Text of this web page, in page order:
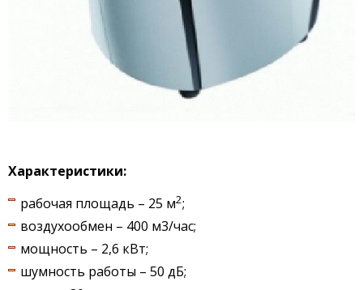
Характеристики:
рабочая площадь – 25 м2;
воздухообмен – 400 м3/час;
мощность – 2,6 кВт;
шумность работы – 50 дБ;